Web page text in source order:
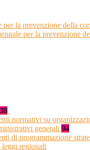
per la prevenzione della
per la prevenzione
normativi su
generali 94
di programmazione
leggi regionali